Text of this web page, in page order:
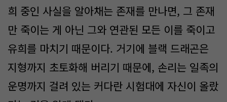
희 중인 사실을 알아채는 존재를 만나면, 그 존재
만 죽이는 게 아닌 그와 연관된 모든 이를 죽이고
유희를 마치기 때문이다. 거기에 블랙 드래곤은
지형까지 초토화해 버리기 때문에, 손리는 일족의
운명까지 걸려 있는 커다란 시험대에 자신이 올랐